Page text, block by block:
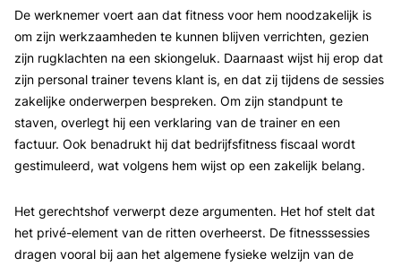
De werknemer voert aan dat fitness voor hem noodzakelijk is
om zijn werkzaamheden te kunnen blijven verrichten, gezien
zijn rugklachten na een skiongeluk. Daarnaast wijst hij erop dat
zijn personal trainer tevens klant is, en dat zij tijdens de sessies
zakelijke onderwerpen bespreken. Om zijn standpunt te
staven, overlegt hij een verklaring van de trainer en een
factuur. Ook benadrukt hij dat bedrijfsfitness fiscaal wordt
gestimuleerd, wat volgens hem wijst op een zakelijk belang.
Het gerechtshof verwerpt deze argumenten. Het hof stelt dat
het privé-element van de ritten overheerst. De fitnesssessies
dragen vooral bij aan het algemene fysieke welzijn van de